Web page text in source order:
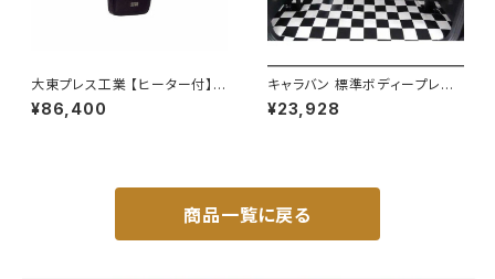
大東プレス工業 【ヒーター付】ハ
イウェイリモコンミラー DI-722
1CXE
¥86,400
キャラバン 標準ボディープレミ
アムＧＸ/ＧＸライダ～用ベッドキ
ットフレーム GZ100-1
¥23,928
商品一覧に戻る